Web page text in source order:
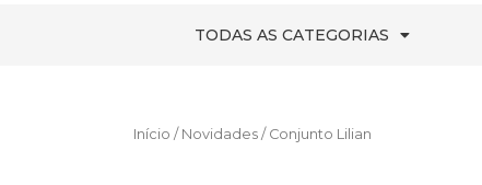
TODAS AS CATEGORIAS
Início / Novidades / Conjunto Lilian